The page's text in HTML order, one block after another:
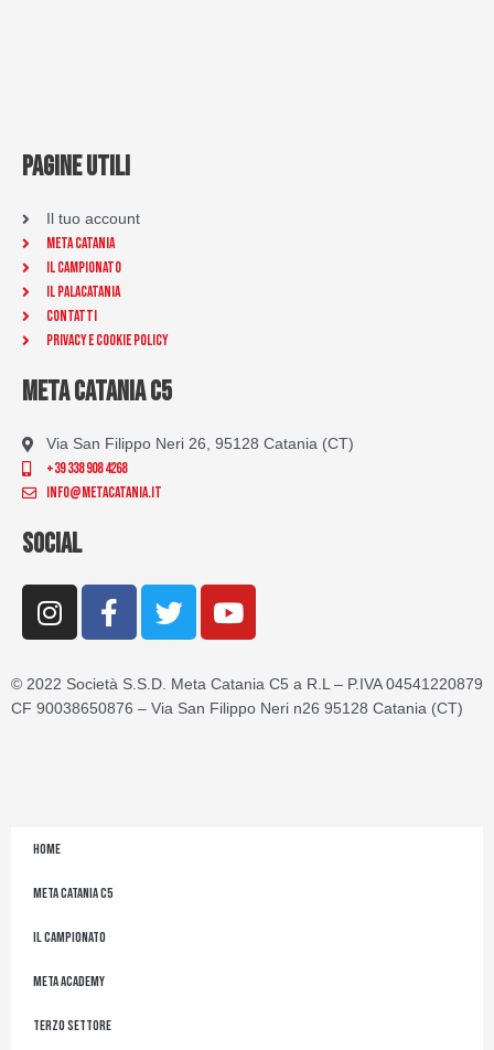
PAGINE UTILI
Il tuo account
Meta Catania
Il Campionato
Il Palacatania
Contatti
Privacy e Cookie Policy
META CATANIA C5
Via San Filippo Neri 26, 95128 Catania (CT)
+39 338 908 4268
info@metacatania.it
SOCIAL
I
n
t
a
F
a
e
b
T
w
t
t
Y
o
t
u
© 2022 Società S.S.D. Meta Catania C5 a R.L – P.IVA 04541220879
CF 90038650876 – Via San Filippo Neri n26 95128 Catania (CT)
Home
Meta Catania C5
Il Campionato
Meta Academy
Terzo Settore